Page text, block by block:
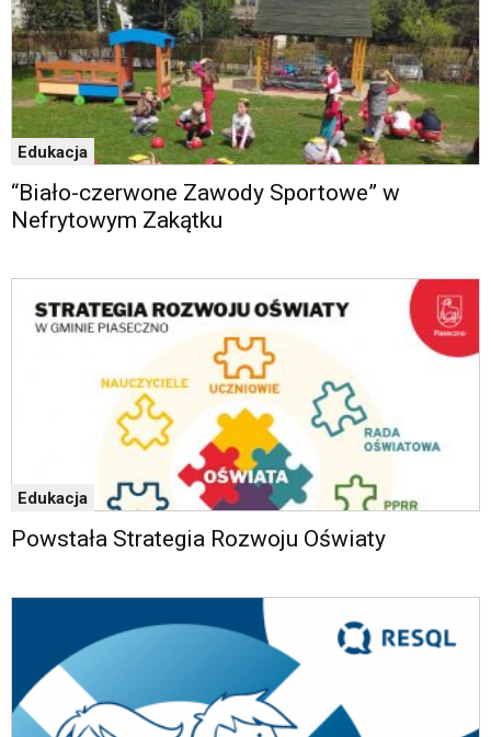
Edukacja
“Biało-czerwone Zawody Sportowe” w
Nefrytowym Zakątku
Edukacja
Powstała Strategia Rozwoju Oświaty